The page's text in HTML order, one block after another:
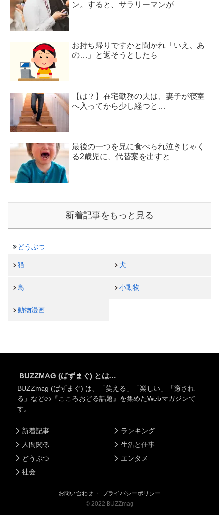
ン。すると、サラリーマンが
お持ち帰りですかと聞かれ「いえ、あ
の…」と返そうとしたら
【は？】在宅勤務の夫は、妻子が寝室
へ入ってから少し経つと…
最後の一つを兄に食べられ泣きじゃく
る2歳児に、代替案を出すと
新着記事をもっと見る
どうぶつ
猫 犬
鳥 小動物
動物漫画
BUZZMAG (ばずまぐ) とは…
BUZZmag (ばずまぐ) は、「笑える」「楽しい」「癒され
る」などの『こころおどる話題』を集めたWebマガジンで
す。
新着記事
人間関係
どうぶつ
社会
ランキング
生活と仕事
エンタメ
お問い合わせ ・ プライバシーポリシー
© 2022 BUZZmag